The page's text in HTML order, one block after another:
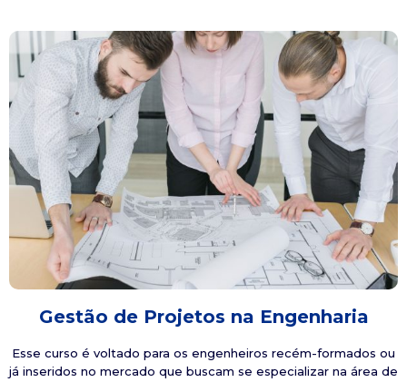
Gestão de Projetos na Engenharia
Esse curso é voltado para os engenheiros recém-formados ou
já inseridos no mercado que buscam se especializar na área de